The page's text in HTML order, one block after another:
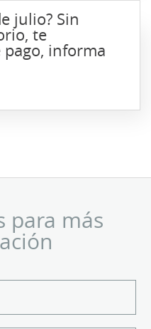
julio? Sin
te
informa
para más